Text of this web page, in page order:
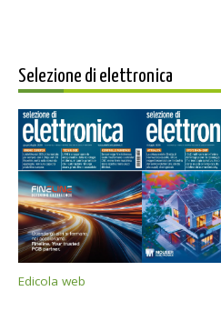
Selezione di elettronica
Edicola web